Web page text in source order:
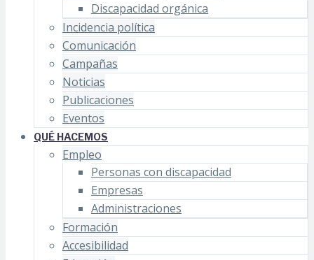
Discapacidad orgánica
Incidencia política
Comunicación
Campañas
Noticias
Publicaciones
Eventos
QUÉ HACEMOS
Empleo
Personas con discapacidad
Empresas
Administraciones
Formación
Accesibilidad